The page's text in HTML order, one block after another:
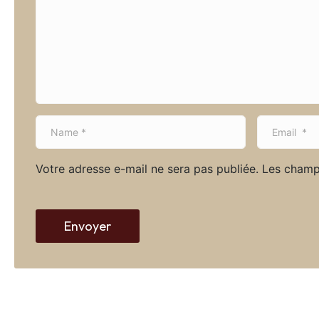
Votre adresse e-mail ne sera pas publiée. Les
N
e
E
i
Envoyer